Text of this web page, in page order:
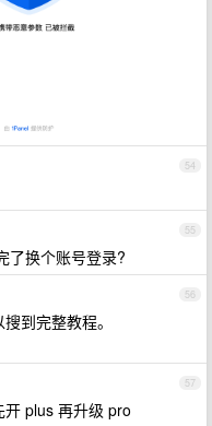
54
55
了换个账号登录?
56
到完整教程。
57
plus 再升级 pro